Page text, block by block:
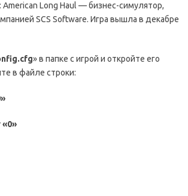
American Long Haul — бизнес-симулятор,
SCS Software. Игра вышла в декабре
» в папке с игрой и откройте его
в файле строки: